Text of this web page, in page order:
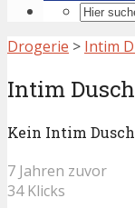
Drogerie > Intim
Intim
Kein Intim
7 Jahren zuvor
34 Klicks